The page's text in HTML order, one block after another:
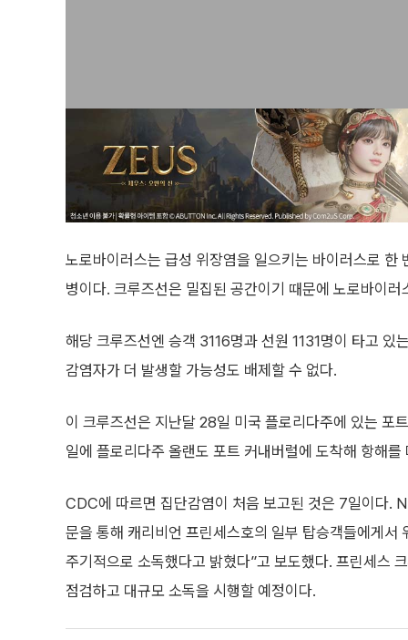
노로바이러스는 급성 위장염을 일으키는 바이러스로
병이다. 크루즈선은 밀집된 공간이기 때문에 노로바이
해당 크루즈선엔 승객 3116명과 선원 1131명이 타고 있
감염자가 더 발생할 가능성도 배제할 수 없다.
이 크루즈선은 지난달 28일 미국 플로리다주에 있는 포
일에 플로리다주 올랜도 포트 커내버럴에 도착해 항해를
CDC에 따르면 집단감염이 처음 보고된 것은 7일이다.
문을 통해 캐리비언 프린세스호의 일부 탑승객들에게
주기적으로 소독했다고 밝혔다”고 보도했다. 프린세스
점검하고 대규모 소독을 시행할 예정이다.